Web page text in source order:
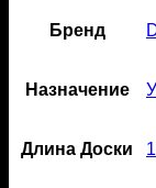
Бренд
Назначение
Длина Доски